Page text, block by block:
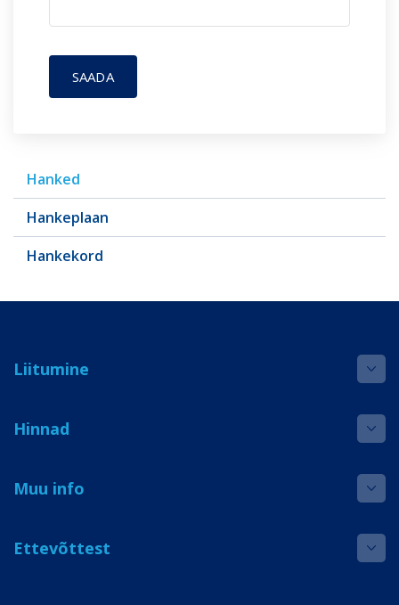
Hanked
Hankeplaan
Hankekord
SAADA
Liitumine
Hinnad
Muu info
Ettevõttest